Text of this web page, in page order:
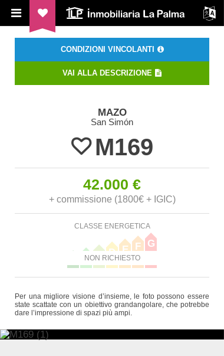
ILP Inmobiliaria La Palma
CONDIZIONI VINCOLANTI
VAI ALLA DESCRIZIONE
MAZO
San Simón
M169
42.000 €
+ commissione (1800€ + IGIC)
CLASSE ENERGETICA
B C D E F G
NON RICHIESTO
Per una migliore visione d’insieme, le foto possono essere
state scattate con un obiettivo grandangolare, che potrebbe
dare l’impressione di spazi più ampi.